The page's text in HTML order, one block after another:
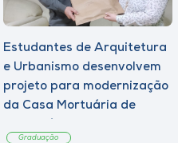
Estudantes de Arquitetura
e Urbanismo desenvolvem
projeto para modernização
da Casa Mortuária de
Graduação